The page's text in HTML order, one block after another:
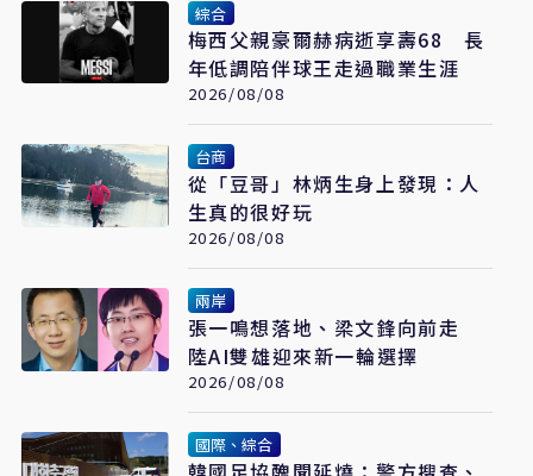
綜合
梅西父親豪爾赫病逝享壽68 長
年低調陪伴球王走過職業生涯
2026/08/08
台商
從「豆哥」林炳生身上發現：人
生真的很好玩
2026/08/08
兩岸
張一鳴想落地、梁文鋒向前走
陸AI雙雄迎來新一輪選擇
2026/08/08
國際、綜合